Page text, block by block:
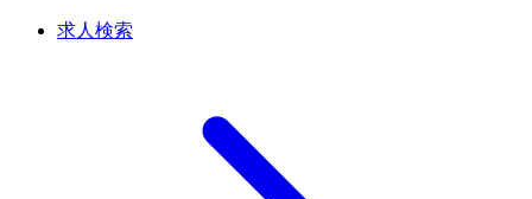
求人検索